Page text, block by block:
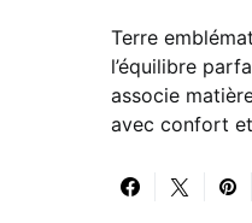
Terre
l’équilibre
associe
avec confort